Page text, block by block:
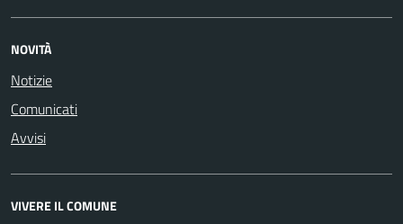
NOVITÀ
Notizie
Comunicati
Avvisi
VIVERE IL COMUNE